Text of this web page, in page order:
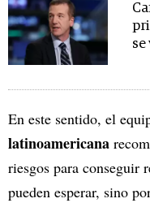
se
En este sentido, el
latinoamericana
riesgos para conseguir
pueden esperar, sino